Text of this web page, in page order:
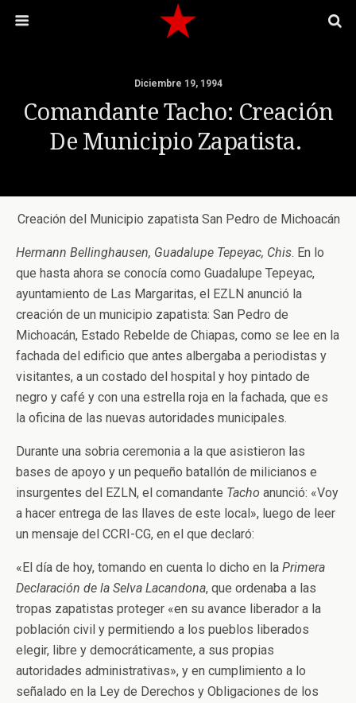
Diciembre 19, 1994
Comandante Tacho: Creación
De Municipio Zapatista.
Creación del Municipio zapatista San Pedro de Michoacán
Hermann Bellinghausen, Guadalupe Tepeyac, Chis. En lo
que hasta ahora se conocía como Guadalupe Tepeyac,
ayuntamiento de Las Margaritas, el EZLN anunció la
creación de un municipio zapatista: San Pedro de
Michoacán, Estado Rebelde de Chiapas, como se lee en la
fachada del edificio que antes albergaba a periodistas y
visitantes, a un costado del hospital y hoy pintado de
negro y café y con una estrella roja en la fachada, que es
la oficina de las nuevas autoridades municipales.
Durante una sobria ceremonia a la que asistieron las
bases de apoyo y un pequeño batallón de milicianos e
insurgentes del EZLN, el comandante Tacho anunció: «Voy
a hacer entrega de las llaves de este local», luego de leer
un mensaje del CCRI-CG, en el que declaró:
«El día de hoy, tomando en cuenta lo dicho en la Primera
Declaración de la Selva Lacandona, que ordenaba a las
tropas zapatistas proteger «en su avance liberador a la
población civil y permitiendo a los pueblos liberados
elegir, libre y democráticamente, a sus propias
autoridades administrativas», y en cumplimiento a lo
señalado en la Ley de Derechos y Obligaciones de los